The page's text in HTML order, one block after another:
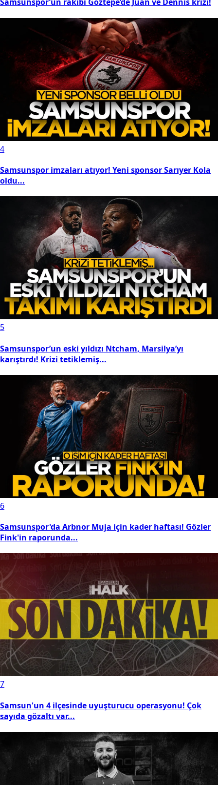
Samsunspor’un rakibi Göztepe’de Juan ve Dennis krizi!
4
Samsunspor imzaları atıyor! Yeni sponsor Sarıyer Kola
oldu...
5
Samsunspor’un eski yıldızı Ntcham, Marsilya’yı
karıştırdı! Krizi tetiklemiş...
6
Samsunspor'da Arbnor Muja için kader haftası! Gözler
Fink'in raporunda...
7
Samsun'un 4 ilçesinde uyuşturucu operasyonu! Çok
sayıda gözaltı var...